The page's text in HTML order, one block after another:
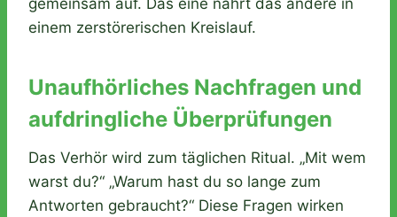
gemeinsam auf. Das eine nährt das andere in
einem zerstörerischen Kreislauf.
Unaufhörliches Nachfragen und
aufdringliche Überprüfungen
Das Verhör wird zum täglichen Ritual. „Mit wem
warst du?“ „Warum hast du so lange zum
Antworten gebraucht?“ Diese Fragen wirken